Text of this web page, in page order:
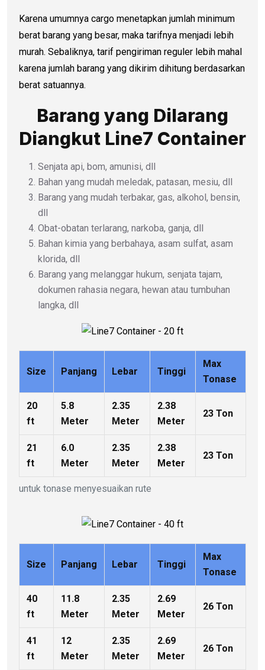
Karena umumnya cargo menetapkan jumlah minimum
berat barang yang besar, maka tarifnya menjadi lebih
murah. Sebaliknya, tarif pengiriman reguler lebih mahal
karena jumlah barang yang dikirim dihitung berdasarkan
berat satuannya.
Barang yang Dilarang
Diangkut Line7 Container
Senjata api, bom, amunisi, dll
Bahan yang mudah meledak, patasan, mesiu, dll
Barang yang mudah terbakar, gas, alkohol, bensin,
dll
Obat-obatan terlarang, narkoba, ganja, dll
Bahan kimia yang berbahaya, asam sulfat, asam
klorida, dll
Barang yang melanggar hukum, senjata tajam,
dokumen rahasia negara, hewan atau tumbuhan
langka, dll
untuk tonase menyesuaikan rute
Size Panjang Lebar Tinggi
Max
Tonase
20
ft
5.8
Meter
2.35
Meter
2.38
Meter
23 Ton
21
ft
6.0
Meter
2.35
Meter
2.38
Meter
23 Ton
Size Panjang Lebar Tinggi
Max
Tonase
40
ft
11.8
Meter
2.35
Meter
2.69
Meter
26 Ton
41
ft
12
Meter
2.35
Meter
2.69
Meter
26 Ton